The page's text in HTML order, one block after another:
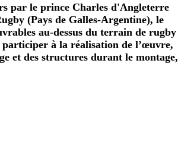
par le prince Charles d'Angleterre
(Pays de Galles-Argentine), le
au-dessus du terrain de rugby
participer à la réalisation de l’œuvre,
et des structures durant le montage,